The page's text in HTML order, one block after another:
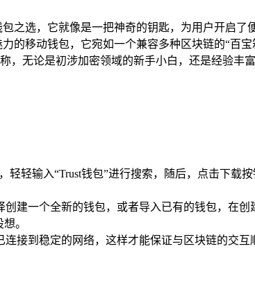
之选，它就像是一把神奇的钥匙，为用户开启了
的移动钱包，它宛如一个兼容多种区块链的“百
无论是初涉加密领域的新手小白，还是经验丰
轻轻输入“Trust钱包”进行搜索，随后，点击下载
建一个全新的钱包，或者导入已有的钱包，在
。
接到稳定的网络，这样才能保证与区块链的交互